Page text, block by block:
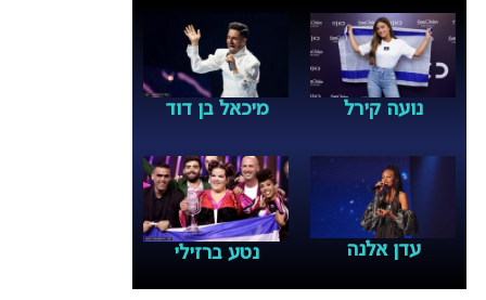
נועה קירל מיכאל בן דוד
עדן אלנה נטע ברזילי